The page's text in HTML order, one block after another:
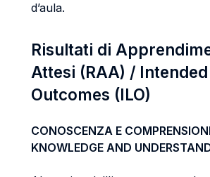
d’aula.
Risultati di
Attesi (RAA) /
Outcomes (ILO)
CONOSCENZA E
KNOWLEDGE AND